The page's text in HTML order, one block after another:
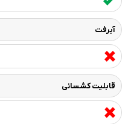
آبرفت
قابلیت کشسانی